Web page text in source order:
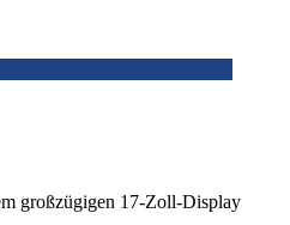
großzügigen 17-Zoll-Display